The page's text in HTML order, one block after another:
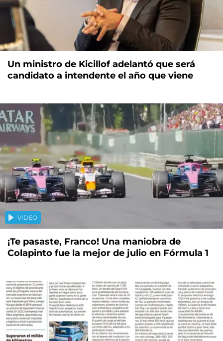
Un ministro de Kicillof adelantó que será
candidato a intendente el año que viene
VIDEO
¡Te pasaste, Franco! Una maniobra de
Colapinto fue la mejor de julio en Fórmula 1